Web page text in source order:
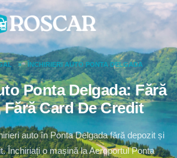
» ÎNCHIRIERI AUTO PONTA DELGADA
Ponta Delgada: Fără
Card De Credit
auto în Ponta Delgada fără depozit și
Închiriați o mașină la Aeroportul Ponta